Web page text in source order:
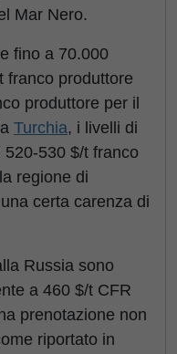
Mar Nero.
fino a 70.000
franco produttore
produttore per il
Turchia, i livelli di
530 $/t franco
regione di
certa carenza di
Russia sono
a 460 $/t CFR
prenotazione non
riportato in